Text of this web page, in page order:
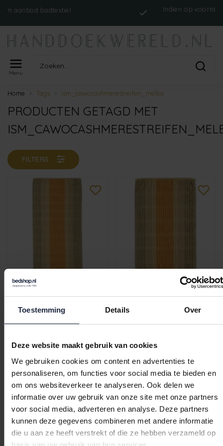
Toestemming Details Over
Deze website maakt gebruik van cookies
We gebruiken cookies om content en advertenties te
personaliseren, om functies voor social media te bieden en
om ons websiteverkeer te analyseren. Ook delen we
informatie over uw gebruik van onze site met onze partners
voor social media, adverteren en analyse. Deze partners
kunnen deze gegevens combineren met andere informatie
die u aan ze heeft verstrekt of die ze hebben verzameld op
badtextiel
Indien op voorraad, op
Menu
Home Tags ism_cawocashmerestreifen_melba
PRODUCTEN GETAGD MET
FILTERS
Cawö Cashmere Streifen
Badlaken Melba 80x150
€47,95
Cawö Cashmere Streifen
Gastendoekje Melba
30x50
€7,95